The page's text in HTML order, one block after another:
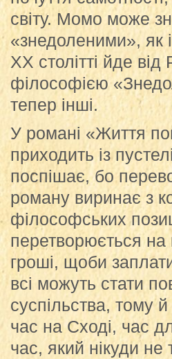
світу. Момо може
«знедоленими», як
ХХ столітті йде
філософією
тепер інші.
У романі «Життя
приходить із
поспішає, бо
роману виринає з
філософських
перетворюється
гроші, щоби
всі можуть стати
суспільства, тому
час на Сході, час
час, який нікуди